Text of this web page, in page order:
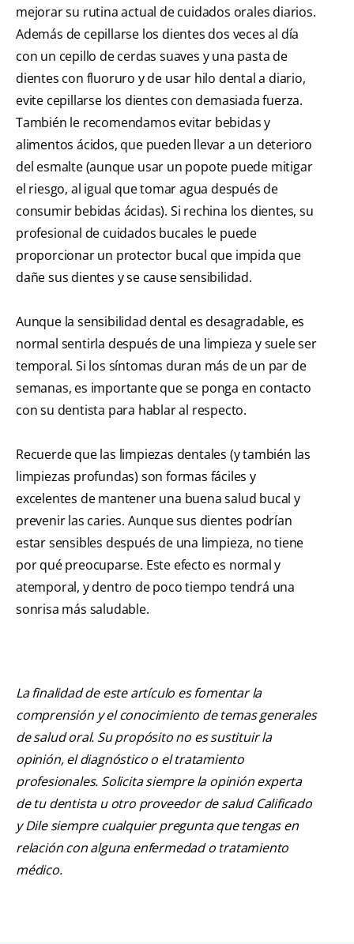
mejorar su rutina actual de cuidados orales diarios.
Además de cepillarse los dientes dos veces al día
con un cepillo de cerdas suaves y una pasta de
dientes con fluoruro y de usar hilo dental a diario,
evite cepillarse los dientes con demasiada fuerza.
También le recomendamos evitar bebidas y
alimentos ácidos, que pueden llevar a un deterioro
del esmalte (aunque usar un popote puede mitigar
el riesgo, al igual que tomar agua después de
consumir bebidas ácidas). Si rechina los dientes, su
profesional de cuidados bucales le puede
proporcionar un protector bucal que impida que
dañe sus dientes y se cause sensibilidad.
Aunque la sensibilidad dental es desagradable, es
normal sentirla después de una limpieza y suele ser
temporal. Si los síntomas duran más de un par de
semanas, es importante que se ponga en contacto
con su dentista para hablar al respecto.
Recuerde que las limpiezas dentales (y también las
limpiezas profundas) son formas fáciles y
excelentes de mantener una buena salud bucal y
prevenir las caries. Aunque sus dientes podrían
estar sensibles después de una limpieza, no tiene
por qué preocuparse. Este efecto es normal y
atemporal, y dentro de poco tiempo tendrá una
sonrisa más saludable.
La finalidad de este artículo es fomentar la
comprensión y el conocimiento de temas generales
de salud oral. Su propósito no es sustituir la
opinión, el diagnóstico o el tratamiento
profesionales. Solicita siempre la opinión experta
de tu dentista u otro proveedor de salud Calificado
y Dile siempre cualquier pregunta que tengas en
relación con alguna enfermedad o tratamiento
médico.